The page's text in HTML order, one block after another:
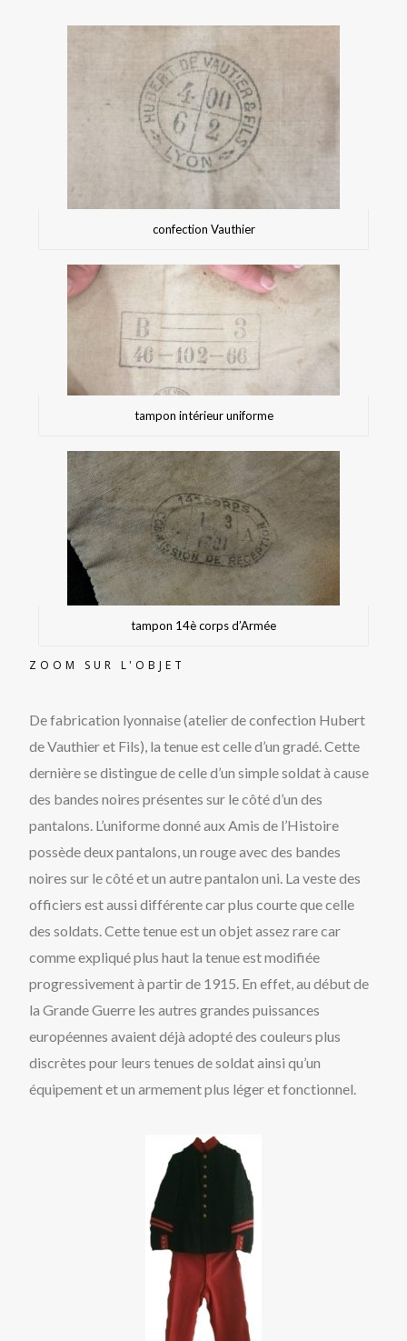
confection Vauthier
tampon intérieur uniforme
tampon 14è corps d’Armée
ZOOM SUR L'OBJET
De fabrication lyonnaise (atelier de confection Hubert
de Vauthier et Fils), la tenue est celle d’un gradé. Cette
dernière se distingue de celle d’un simple soldat à cause
des bandes noires présentes sur le côté d’un des
pantalons. L’uniforme donné aux Amis de l’Histoire
possède deux pantalons, un rouge avec des bandes
noires sur le côté et un autre pantalon uni. La veste des
officiers est aussi différente car plus courte que celle
des soldats. Cette tenue est un objet assez rare car
comme expliqué plus haut la tenue est modifiée
progressivement à partir de 1915. En effet, au début de
la Grande Guerre les autres grandes puissances
européennes avaient déjà adopté des couleurs plus
discrètes pour leurs tenues de soldat ainsi qu’un
équipement et un armement plus léger et fonctionnel.